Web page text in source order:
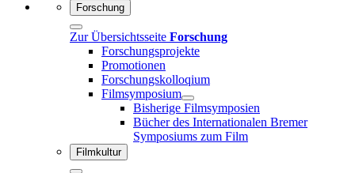
Forschung
Zur Übersichtsseite Forschung
Forschungsprojekte
Promotionen
Forschungskolloqium
Filmsymposium
Bisherige Filmsymposien
Bücher des Internationalen Bremer
Symposiums zum Film
Filmkultur